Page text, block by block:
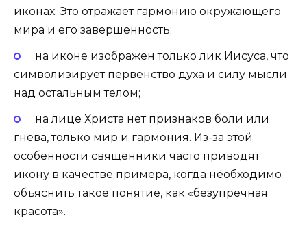
иконах. Это отражает гармонию окружающего
мира и его завершенность;
на иконе изображен только лик Иисуса, что
символизирует первенство духа и силу мысли
над остальным телом;
на лице Христа нет признаков боли или
гнева, только мир и гармония. Из-за этой
особенности священники часто приводят
икону в качестве примера, когда необходимо
объяснить такое понятие, как «безупречная
красота».